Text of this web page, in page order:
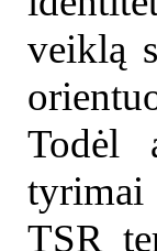
veiklą
Todėl
TSR